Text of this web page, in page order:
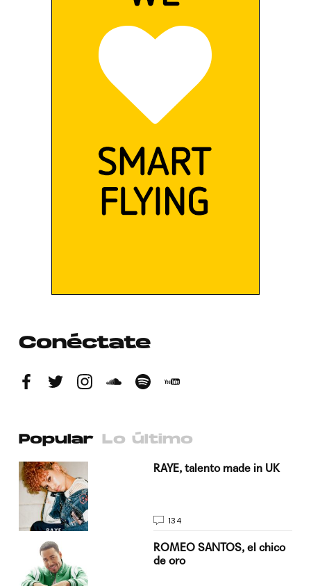
Conéctate
Popular Lo último
RAYE, talento made in UK
134
ROMEO SANTOS, el chico
de oro